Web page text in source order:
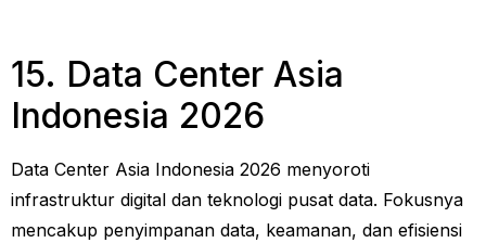
15. Data Center Asia
Indonesia 2026
Data Center Asia Indonesia 2026 menyoroti
infrastruktur digital dan teknologi pusat data. Fokusnya
mencakup penyimpanan data, keamanan, dan efisiensi